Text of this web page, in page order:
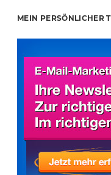
MEIN PERSÖNLICHER